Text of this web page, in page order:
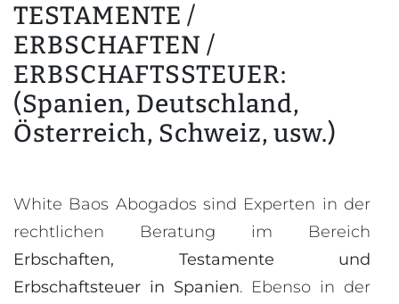
TESTAMENTE /
ERBSCHAFTEN /
ERBSCHAFTSSTEUER:
(Spanien, Deutschland,
Österreich, Schweiz, usw.)
White Baos Abogados sind Experten in der
rechtlichen Beratung im Bereich
Erbschaften, Testamente und
Erbschaftsteuer in Spanien. Ebenso in der